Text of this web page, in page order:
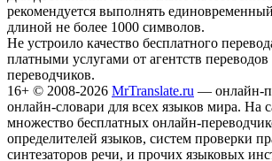
рекомендуется выполнять
длиной не более 1000 символов.
Не устроило качество бесплатного
платными услугами от агентств
переводчиков.
16+ © 2008-2026 MrTranslate.ru — онлайн-
онлайн-словари для всех языков мира. На
множество бесплатных онлайн-
определителей языков, систем проверки
синтезаторов речи, и прочих языковых